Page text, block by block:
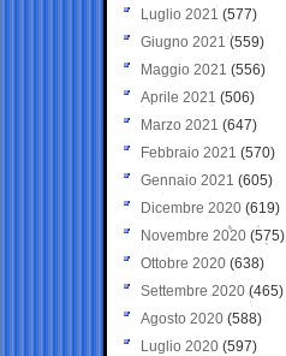
Luglio 2021 (577)
Giugno 2021(559)
Maggio 2021 (556)
Aprile 2021 (506)
Marzo 2021 (647)
Febbraio 2021 (570)
Gennaio 2021 (605)
Dicembre 2020 (619)
Novembre 2020 (575)
Ottobre 2020 (638)
Settembre 2020(465)
Agosto 2020 (588)
Luglio 2020 (597)